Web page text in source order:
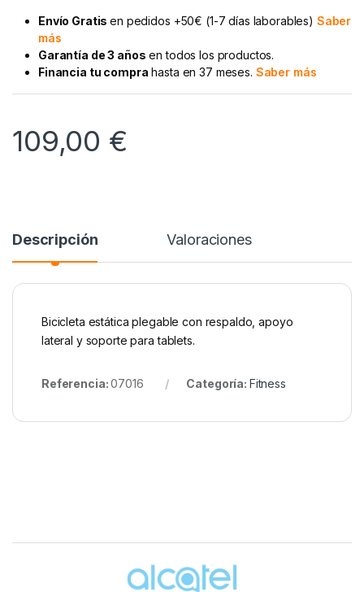
Envío Gratisen pedidos +50€ (1-7 días laborables) Saber
más
Garantía de 3 años en todos los productos.
Financia tu compra hasta en 37 meses. Saber más
109,00 €
Descripción Valoraciones
Bicicleta estática plegable con respaldo, apoyo
lateral y soporte para tablets.
Referencia:07016 Categoría: Fitness